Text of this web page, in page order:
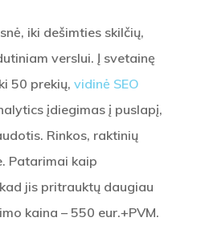
iki dešimties skilčių,
verslui. Į svetainę
50 prekių, vidinė SEO
įdiegimas į puslapį,
Rinkos, raktinių
Patarimai kaip
jis pritrauktų daugiau
kaina – 550 eur.+PVM.